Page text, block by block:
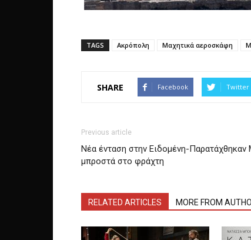
TAGS Ακρόπολη Μαχητικά αεροσκάφη
SHARE Facebook Twitter
Previous article
Νέα ένταση στην Ειδομένη-
μπροστά στο φράχτη
RELATED ARTICLES MORE FROM